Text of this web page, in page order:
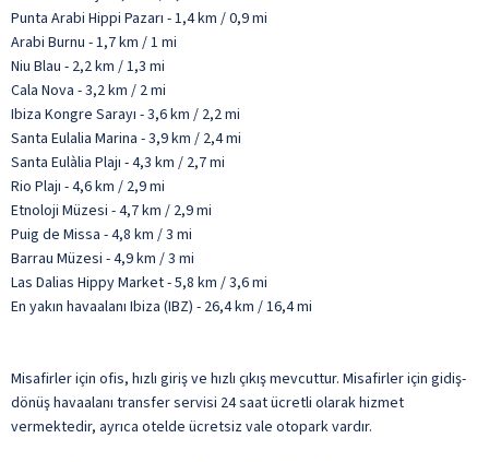
Punta Arabi Hippi Pazarı - 1,4 km / 0,9 mi
Arabi Burnu - 1,7 km / 1 mi
Niu Blau - 2,2 km / 1,3 mi
Cala Nova - 3,2 km / 2 mi
Ibiza Kongre Sarayı - 3,6 km / 2,2 mi
Santa Eulalia Marina - 3,9 km / 2,4 mi
Santa Eulàlia Plajı - 4,3 km / 2,7 mi
Rio Plajı - 4,6 km / 2,9 mi
Etnoloji Müzesi - 4,7 km / 2,9 mi
Puig de Missa - 4,8 km / 3 mi
Barrau Müzesi - 4,9 km / 3 mi
Las Dalias Hippy Market - 5,8 km / 3,6 mi
En yakın havaalanı Ibiza (IBZ) - 26,4 km / 16,4 mi
Misafirler için ofis, hızlı giriş ve hızlı çıkış mevcuttur. Misafirler için gidiş-
dönüş havaalanı transfer servisi 24 saat ücretli olarak hizmet
vermektedir, ayrıca otelde ücretsiz vale otopark vardır.